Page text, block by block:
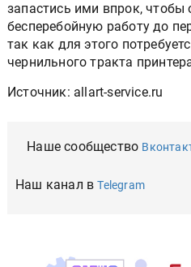
запастись ими впрок, чтобы
бесперебойную работу до
так как для этого
чернильного тракта
Источник: allart-service.ru
Наше сообщество
Наш канал вTelegram